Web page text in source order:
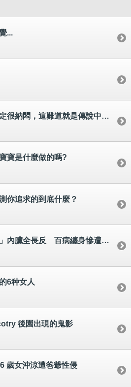
...
學生心裡一定很納悶，這難道就是傳說中的送分題！
寶是什麼做的嗎?
你追求的到底什麼？
「鏡面娃娃」內臟全長反 百病纏身慘遭養父母遺棄
6种女人
後園出現的鬼影
歲女沖涼遭爸爺性侵